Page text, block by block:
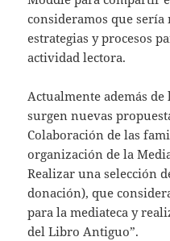
consideramos que
estrategias y procesos
actividad lectora.
Actualmente además
surgen nuevas
Colaboración de las
organización de la
Realizar una selección
donación), que
para la mediateca y
del Libro Antiguo”.